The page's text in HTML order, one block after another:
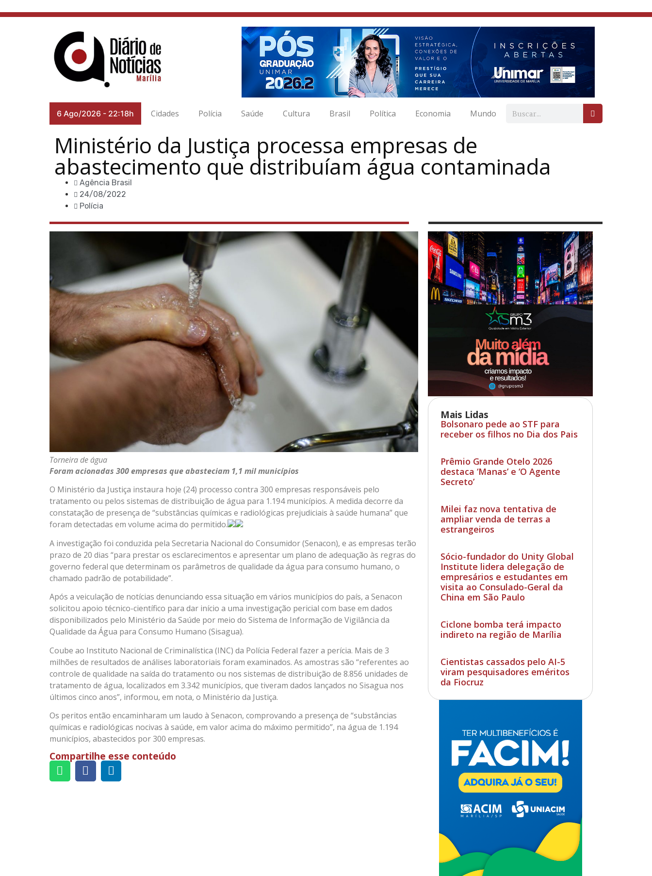
6 Ago/2026 - 22:18h Cidades Polícia Saúde Cultura Brasil Política Economia Mundo
Ministério da Justiça processa empresas de
abastecimento que distribuíam água contaminada
Agência Brasil
24/08/2022
Polícia
Mais Lidas
Bolsonaro pede ao STF para
receber os filhos no Dia dos Pais
Prêmio Grande Otelo 2026
destaca ‘Manas’ e ‘O Agente
Secreto’
Milei faz nova tentativa de
ampliar venda de terras a
estrangeiros
Sócio-fundador do Unity Global
Institute lidera delegação de
empresários e estudantes em
visita ao Consulado-Geral da
China em São Paulo
Ciclone bomba terá impacto
indireto na região de Marília
Cientistas cassados pelo AI-5
viram pesquisadores eméritos
da Fiocruz
Torneira de água
Foram acionadas 300 empresas que abasteciam 1,1 mil municípios
O Ministério da Justiça instaura hoje (24) processo contra 300 empresas responsáveis pelo
tratamento ou pelos sistemas de distribuição de água para 1.194 municípios. A medida decorre da
constatação de presença de “substâncias químicas e radiológicas prejudiciais à saúde humana” que
foram detectadas em volume acima do permitido.
A investigação foi conduzida pela Secretaria Nacional do Consumidor (Senacon), e as empresas terão
prazo de 20 dias “para prestar os esclarecimentos e apresentar um plano de adequação às regras do
governo federal que determinam os parâmetros de qualidade da água para consumo humano, o
chamado padrão de potabilidade”.
Após a veiculação de notícias denunciando essa situação em vários municípios do país, a Senacon
solicitou apoio técnico-científico para dar início a uma investigação pericial com base em dados
disponibilizados pelo Ministério da Saúde por meio do Sistema de Informação de Vigilância da
Qualidade da Água para Consumo Humano (Sisagua).
Coube ao Instituto Nacional de Criminalística (INC) da Polícia Federal fazer a perícia. Mais de 3
milhões de resultados de análises laboratoriais foram examinados. As amostras são “referentes ao
controle de qualidade na saída do tratamento ou nos sistemas de distribuição de 8.856 unidades de
tratamento de água, localizados em 3.342 municípios, que tiveram dados lançados no Sisagua nos
últimos cinco anos”, informou, em nota, o Ministério da Justiça.
Os peritos então encaminharam um laudo à Senacon, comprovando a presença de “substâncias
químicas e radiológicas nocivas à saúde, em valor acima do máximo permitido”, na água de 1.194
municípios, abastecidos por 300 empresas.
Compartilhe esse conteúdo